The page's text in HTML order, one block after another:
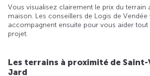
Vous visualisez clairement le prix du terrain
maison. Les conseillers de Logis de Vendée
accompagnent ensuite pour vous aider
projet.
Les terrains à proximité de
Jard